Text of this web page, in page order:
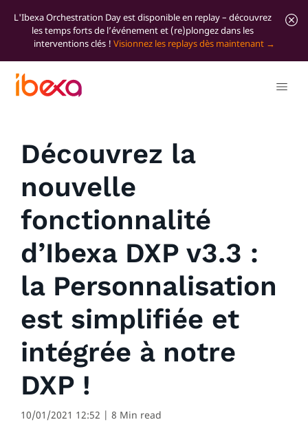
L'Ibexa Orchestration Day est disponible en replay – découvrez
les temps forts de l’événement et (re)plongez dans les
interventions clés ! Visionnez les replays dès maintenant
Tous les articles de blog
Découvrez la
nouvelle
fonctionnalité
d’Ibexa DXP v3.3 :
la Personnalisation
est simplifiée et
intégrée à notre
DXP !
10/01/2021 12:52 | 8 Min read